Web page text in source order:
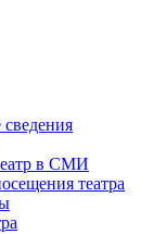
в СМИ
театра